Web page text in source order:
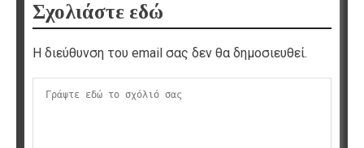
Σχολιάστε εδώ
Η διεύθυνση του email σας δεν θα δημοσιευθεί.